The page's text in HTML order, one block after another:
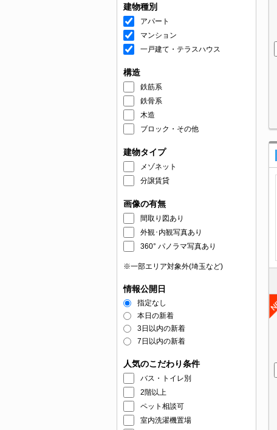
建物種別
アパート
マンション
一戸建て・テラスハウス
構造
鉄筋系
鉄骨系
木造
ブロック・その他
建物タイプ
メゾネット
分譲賃貸
画像の有無
間取り図あり
外観･内観写真あり
360° パノラマ写真あり
※一部エリア対象外(埼玉など)
情報公開日
指定なし
本日の新着
3日以内の新着
7日以内の新着
人気のこだわり条件
バス・トイレ別
2階以上
ペット相談可
室内洗濯機置場